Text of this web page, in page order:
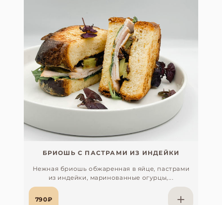
БРИОШЬ С ПАСТРАМИ ИЗ ИНДЕЙКИ
Нежная бриошь обжаренная в яйце, пастрами
из индейки, маринованные огурцы,...
790₽